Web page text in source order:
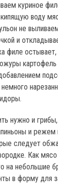
куриное
воду
не
и
филе
нужно и
и режем
следует
Как
на небольшие
в форму для